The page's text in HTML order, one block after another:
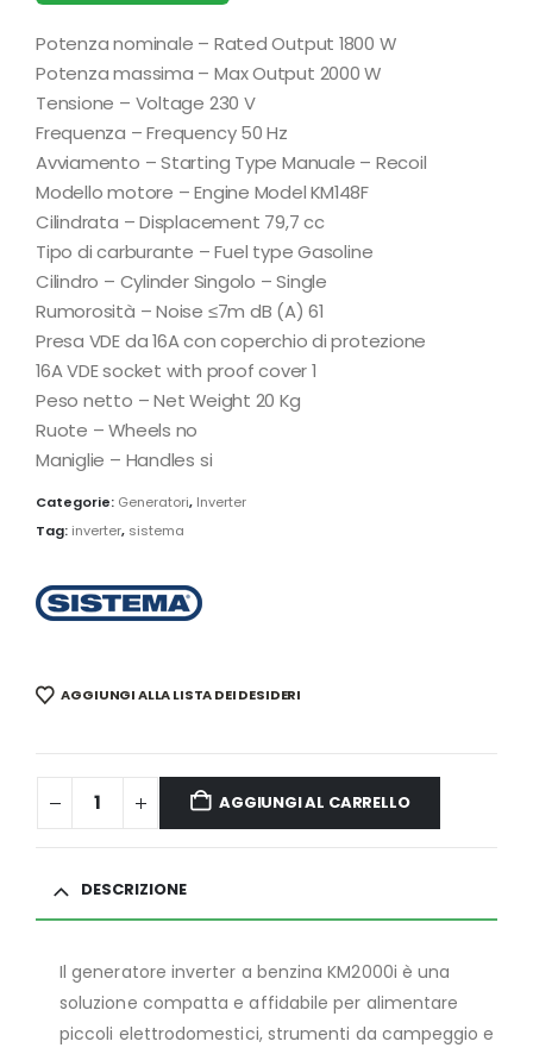
Potenza nominale – Rated Output 1800 W
Potenza massima – Max Output 2000 W
Tensione – Voltage 230 V
Frequenza – Frequency 50 Hz
Avviamento – Starting Type Manuale – Recoil
Modello motore – Engine Model KM148F
Cilindrata – Displacement 79,7 cc
Tipo di carburante – Fuel type Gasoline
Cilindro – Cylinder Singolo – Single
Rumorosità – Noise ≤7m dB (A) 61
Presa VDE da 16A con coperchio di protezione
16A VDE socket with proof cover 1
Peso netto – Net Weight 20 Kg
Ruote – Wheels no
Maniglie – Handles si
Categorie: Generatori, Inverter
Tag: inverter, sistema
AGGIUNGI ALLA LISTA DEI DESIDERI
AGGIUNGI AL CARRELLO
DESCRIZIONE
Il generatore inverter a benzina KM2000i è una
soluzione compatta e affidabile per alimentare
piccoli elettrodomestici, strumenti da campeggio e